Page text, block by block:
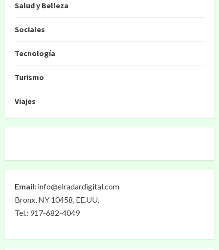
Salud y Belleza
Sociales
Tecnología
Turismo
Viajes
Email: info@elradardigital.com
Bronx, NY 10458, EE.UU.
Tel.: 917-682-4049